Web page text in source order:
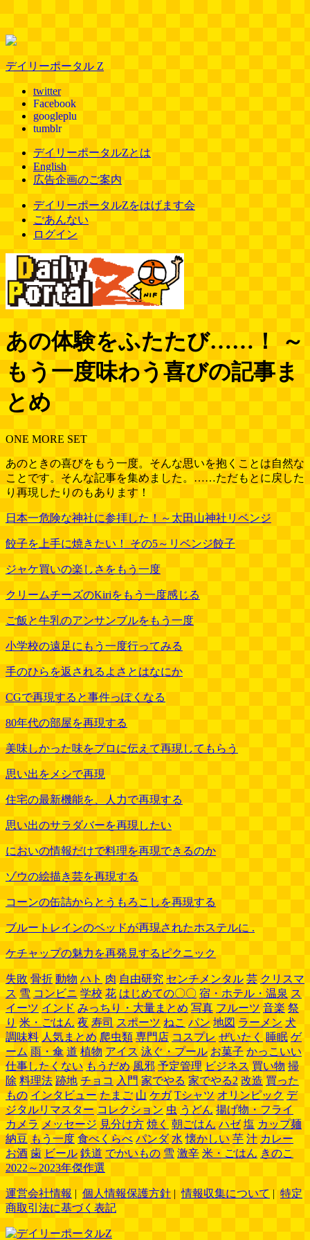
デイリーポータル Z
twitter
Facebook
googleplu
tumblr
デイリーポータルZとは
English
広告企画のご案内
デイリーポータルZをはげます会
ごあんない
ログイン
あの体験をふたたび……！ ～
もう一度味わう喜びの記事ま
とめ
ONE MORE SET
あのときの喜びをもう一度。そんな思いを抱くことは自然な
ことです。そんな記事を集めました。……ただもとに戻した
り再現したりのもあります！
日本一危険な神社に参拝した！～太田山神社リベンジ
餃子を上手に焼きたい！ その5～リベンジ餃子
ジャケ買いの楽しさをもう一度
クリームチーズのKiriをもう一度感じる
ご飯と牛乳のアンサンブルをもう一度
小学校の遠足にもう一度行ってみる
手のひらを返されるよさとはなにか
CGで再現すると事件っぽくなる
80年代の部屋を再現する
美味しかった味をプロに伝えて再現してもらう
思い出をメシで再現
住宅の最新機能を、人力で再現する
思い出のサラダバーを再現したい
においの情報だけで料理を再現できるのか
ゾウの絵描き芸を再現する
コーンの缶詰からとうもろこしを再現する
ブルートレインのベッドが再現されたホステルに .
ケチャップの魅力を再発見するピクニック
失敗 骨折 動物 ハト 肉 自由研究 センチメンタル 芸 クリスマ
ス 雪 コンビニ 学校 花 はじめての〇〇 宿・ホテル・温泉 ス
イーツ インド みっちり・大量まとめ 写真 フルーツ 音楽 祭
り 米・ごはん 夜 寿司 スポーツ ねこ パン 地図 ラーメン 犬
調味料 人気まとめ 爬虫類 専門店 コスプレ ぜいたく 睡眠 ゲ
ーム 雨・傘 道 植物 アイス 泳ぐ・プール お菓子 かっこいい
仕事したくない もうだめ 風邪 予定管理 ビジネス 買い物 掃
除 料理法 跡地 チョコ 入門 家でやる 家でやる2 改造 買った
もの インタビュー たまご 山 ケガ Tシャツ オリンピック デ
ジタルリマスター コレクション 虫 うどん 揚げ物・フライ
カメラ メッセージ 見分け方 焼く 朝ごはん ハゼ 塩 カップ麺
納豆 もう一度 食べくらべ パンダ 水 懐かしい 芋 汁 カレー
お酒 歯 ビール 鉄道 でかいもの 雪 激辛 米・ごはん きのこ
2022～2023年傑作選
運営会社情報 | 個人情報保護方針 |情報収集について | 特定
商取引法に基づく表記